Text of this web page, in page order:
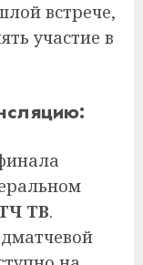
встрече,
участие в
ТВ.